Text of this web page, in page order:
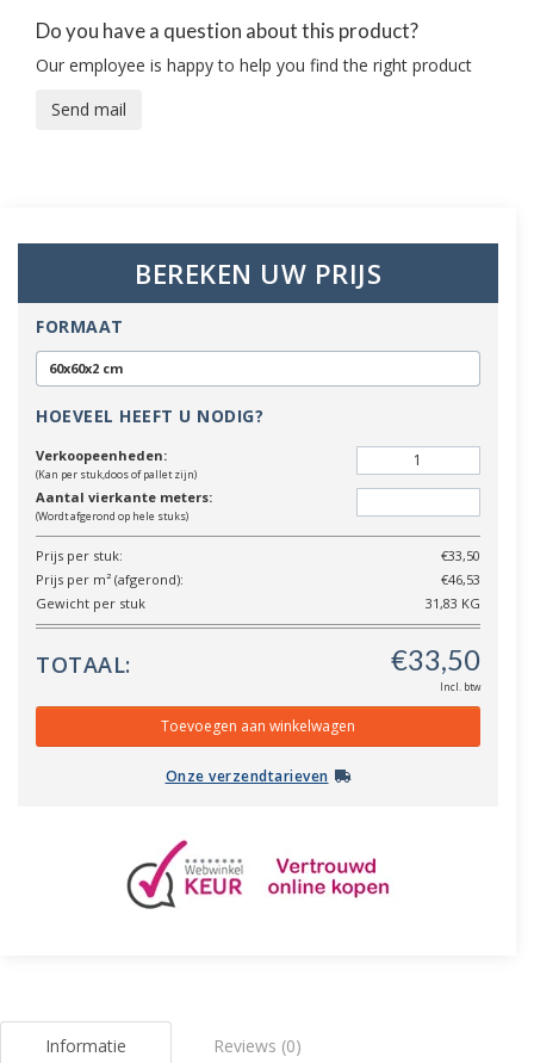
Do you have a question about this product?
Our employee is happy to help you find the right product
Send mail
BEREKEN UW PRIJS
FORMAAT
60x60x2 cm
HOEVEEL HEEFT U NODIG?
Verkoopeenheden:
(Kan per stuk,doos of pallet zijn)
Aantal vierkante meters:
(Wordt afgerond op hele stuks)
Prijs per stuk:
€33,50
Prijs per m² (afgerond):
€46,53
Gewicht per stuk
31,83 KG
TOTAAL:
Incl. btw
Onze verzendtarieven
Informatie Reviews (0)